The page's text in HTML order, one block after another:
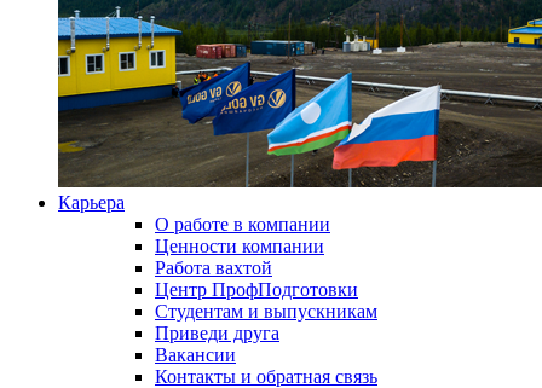
Карьера
О работе в компании
Ценности компании
Работа вахтой
Центр ПрофПодготовки
Студентам и выпускникам
Приведи друга
Вакансии
Контакты и обратная связь